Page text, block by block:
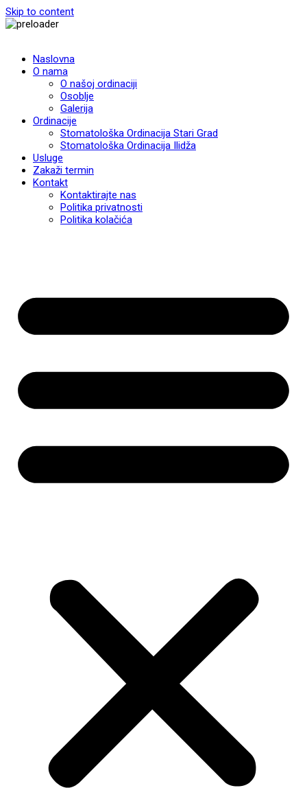
Skip to content
Naslovna
O nama
O našoj ordinaciji
Osoblje
Galerija
Ordinacije
Stomatološka Ordinacija Stari Grad
Stomatološka Ordinacija Ilidža
Usluge
Zakaži termin
Kontakt
Kontaktirajte nas
Politika privatnosti
Politika kolačića